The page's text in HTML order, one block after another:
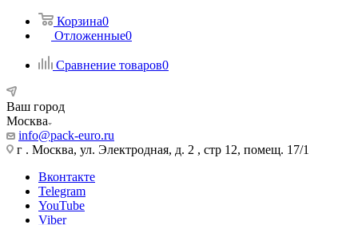
Корзина0
Отложенные0
Сравнение товаров0
Ваш город
Москва
info@pack-euro.ru
г . Москва, ул. Электродная, д. 2 , стр 12, помещ. 17/1
Вконтакте
Telegram
YouTube
Viber